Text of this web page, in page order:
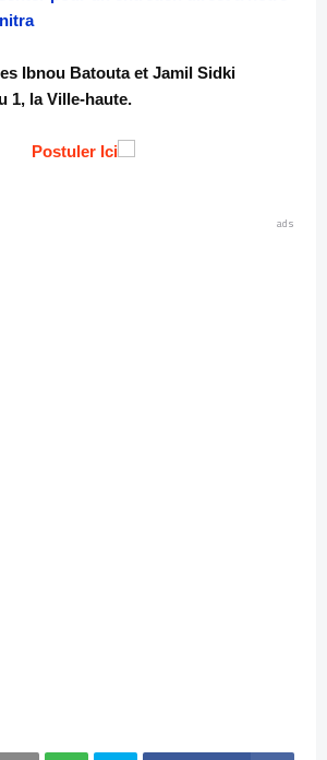
Ibnou Batouta et Jamil Sidki
1, la Ville-haute.
Postuler Ici
ads